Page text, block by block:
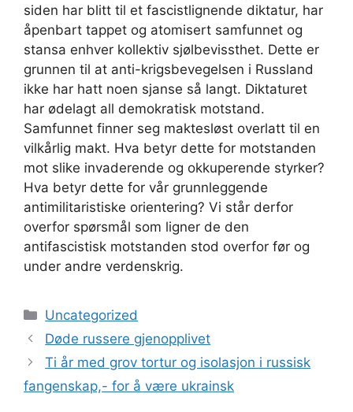
siden har blitt til et fascistlignende diktatur, har
åpenbart tappet og atomisert samfunnet og
stansa enhver kollektiv sjølbevissthet. Dette er
grunnen til at anti-krigsbevegelsen i Russland
ikke har hatt noen sjanse så langt. Diktaturet
har ødelagt all demokratisk motstand.
Samfunnet finner seg maktesløst overlatt til en
vilkårlig makt. Hva betyr dette for motstanden
mot slike invaderende og okkuperende styrker?
Hva betyr dette for vår grunnleggende
antimilitaristiske orientering? Vi står derfor
overfor spørsmål som ligner de den
antifascistisk motstanden stod overfor før og
under andre verdenskrig.
Kategorier
Uncategorized
Døde russere gjenopplivet
Ti år med grov tortur og isolasjon i russisk
fangenskap,- for å være ukrainsk